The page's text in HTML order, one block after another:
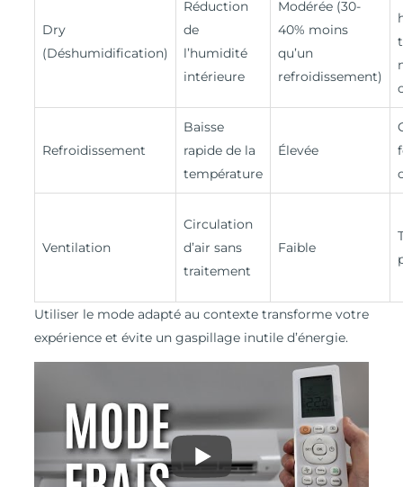
Dry
(Déshumidification)
Réduction
de
l’humidité
intérieure
Modérée (30-
40% moins
qu’un
refroidissement)
Refroidissement
Baisse
rapide de la
température
Élevée
Ventilation
Circulation
d’air sans
traitement
Faible
Utiliser le mode adapté au contexte transforme votre
expérience et évite un gaspillage inutile d’énergie.